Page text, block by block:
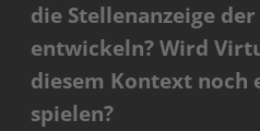
die Stellenanzeige
entwickeln? Wird
diesem Kontext noch
spielen?